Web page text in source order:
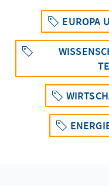
EUROPA